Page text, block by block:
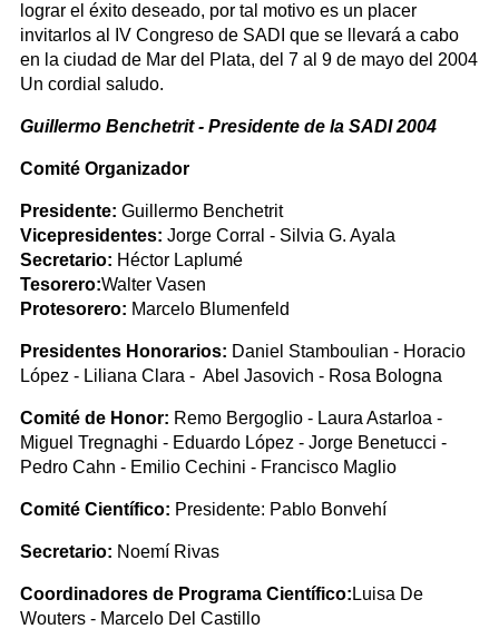
lograr el éxito deseado, por tal motivo es un placer
invitarlos al IV Congreso de SADI que se llevará a cabo
en la ciudad de Mar del Plata, del 7 al 9 de mayo del 2004
Un cordial saludo.
Guillermo Benchetrit - Presidente de la SADI 2004
Comité Organizador
Presidente: Guillermo Benchetrit
Vicepresidentes: Jorge Corral - Silvia G. Ayala
Secretario: Héctor Laplumé
Tesorero:Walter Vasen
Protesorero: Marcelo Blumenfeld
Presidentes Honorarios: Daniel Stamboulian - Horacio
López - Liliana Clara - Abel Jasovich - Rosa Bologna
Comité de Honor: Remo Bergoglio - Laura Astarloa -
Miguel Tregnaghi - Eduardo López - Jorge Benetucci -
Pedro Cahn - Emilio Cechini - Francisco Maglio
Comité Científico: Presidente: Pablo Bonvehí
Secretario: Noemí Rivas
Coordinadores de Programa Científico: Luisa De
Wouters - Marcelo Del Castillo